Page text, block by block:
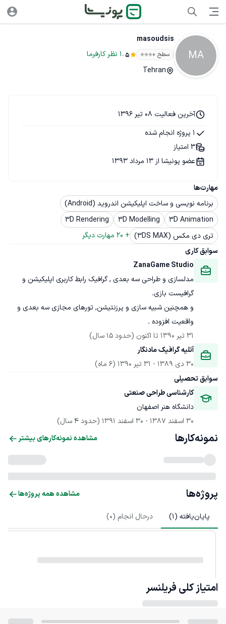
MA
masoudsis
سطح ۰ 5
.
1 نظر کارفرما
Tehran
مهارت‌ها
برنامه نویسی و ساخت اپلیکیشن اندروید (Android)
3D Animation
3D Modelling
3D Rendering
تری دی مکس (3DS MAX)
+
20 مهارت دیگر
سوابق کاری
ZanaGame Studio
مدلسازی و طراحی سه بعدی , گرافیک رابط کاربری اپلیکیشن و
و همچنین شبیه سازی و پرزنتیشن, تورهای مجازی سه بعدی و
واقعیت افزوده .
31 تیر 1390
تا اکنون (حدود 15 سال)
آتلیه گرافیک مادنگار
30 دی 1389
- 31 تیر 1390
(6 ماه)
سوابق تحصیلی
کارشناسی طراحی صنعتی
دانشگاه هنر اصفهان
30 اسفند 1387
- 30 اسفند 1391 (حدود 4 سال)
آخرین فعالیت 08 تیر 1396
1 پروژه انجام شده
3 امتیاز
عضو پونیشا از 13 مرداد 1393
نمونه‌کارها مشاهده نمونه‌کارهای بیشتر
پروژه‌ها مشاهده همه پروژه‌ها
پایان‌یافته (1
) درحال انجام (0
)
امتیاز کلی فریلنسر